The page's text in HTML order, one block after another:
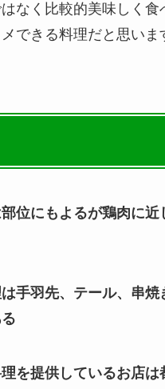
なく比較的美味しく食
できる料理だと思いま
部位にもよるが鶏肉に
は手羽先、テール、串焼
理を提供しているお店は